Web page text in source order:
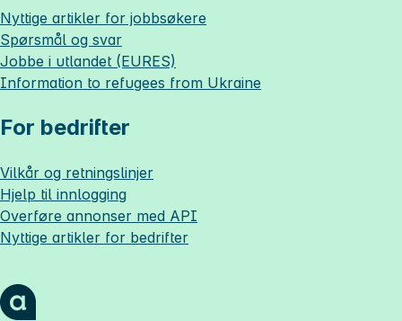
Nyttige artikler for jobbsøkere
Spørsmål og svar
Jobbe i utlandet (EURES)
Information to refugees from Ukraine
For bedrifter
Vilkår og retningslinjer
Hjelp til innlogging
Overføre annonser med API
Nyttige artikler for bedrifter